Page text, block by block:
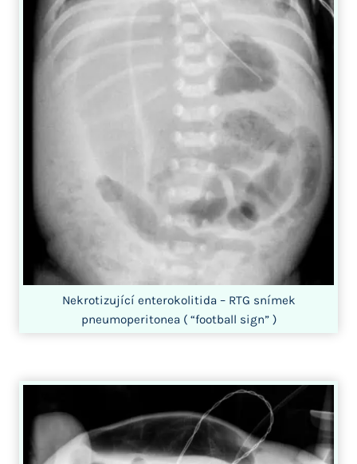
Nekrotizující enterokolitida – RTG snímek
pneumoperitonea ( “football sign” )